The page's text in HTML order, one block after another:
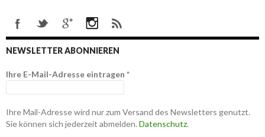
NEWSLETTER ABONNIEREN
Ihre E-Mail-Adresse eintragen *
Ihre Mail-Adresse wird nur zum Versand des Newsletters genutzt.
Sie können sich jederzeit abmelden. Datenschutz.